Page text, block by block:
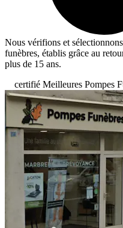
Nous vérifions et
funèbres, établis grâce au
plus de 15 ans.
certifié Meilleures Pompes